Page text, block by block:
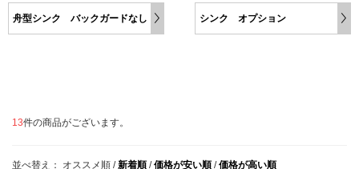
舟型シンク バックガードなし シンク オプション
13件の商品がございます。
並べ替え： オススメ順 /新着順 /価格が安い順 /価格が高い順